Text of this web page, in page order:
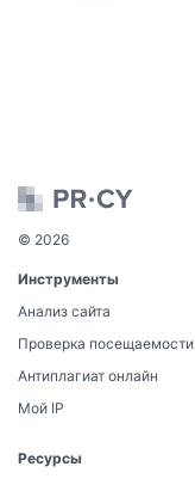
© 2026
Инструменты
Анализ сайта
Проверка посещаемости
Антиплагиат онлайн
Мой IP
Ресурсы